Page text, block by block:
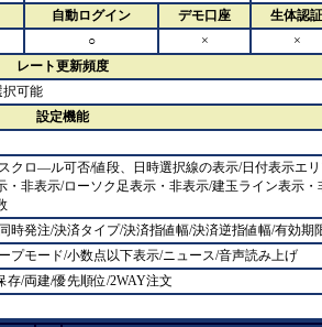
自動ログイン デモ口座 生体認証
○ × ×
レート更新頻度
択可能
設定機能
クロ―ル可否/値段、日時選択線の表示/日付表示エ
非表示/ローソク足表示・非表示/建玉ライン表示・
時発注/決済タイプ/決済指値幅/決済逆指値幅/有効期
プモード/小数点以下表示/ニュース/音声読み上げ
/両建/優先順位/2WAY注文